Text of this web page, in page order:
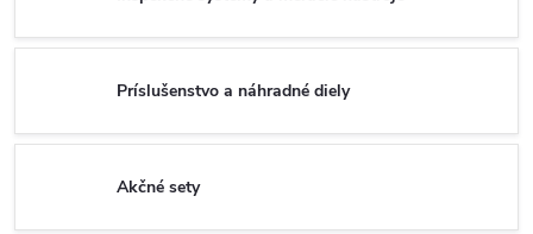
Príslušenstvo a náhradné diely
Akčné sety